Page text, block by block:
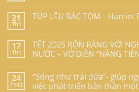
21
Th1
TÚP LỀU BÁC TOM – Harriet
17
Th1
TẾT 2025 RỘN RÀNG VỚI
NƯỚC – VỞ DIỄN “NÀNG
24
Th12
“Sống như trái dứa”- giúp
việc phát triển bản thân